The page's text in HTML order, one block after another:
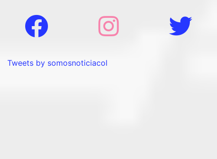
Tweets by somosnoticiacol